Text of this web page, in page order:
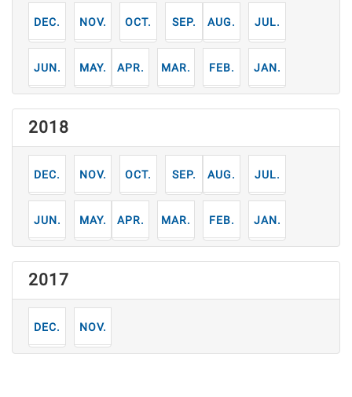
12月 11月 10月 9月 8月 7月
6月 5月 4月 3月 2月 1月
2018
12月 11月 10月 9月 8月 7月
6月 5月 4月 3月 2月 1月
2017
12月 11月